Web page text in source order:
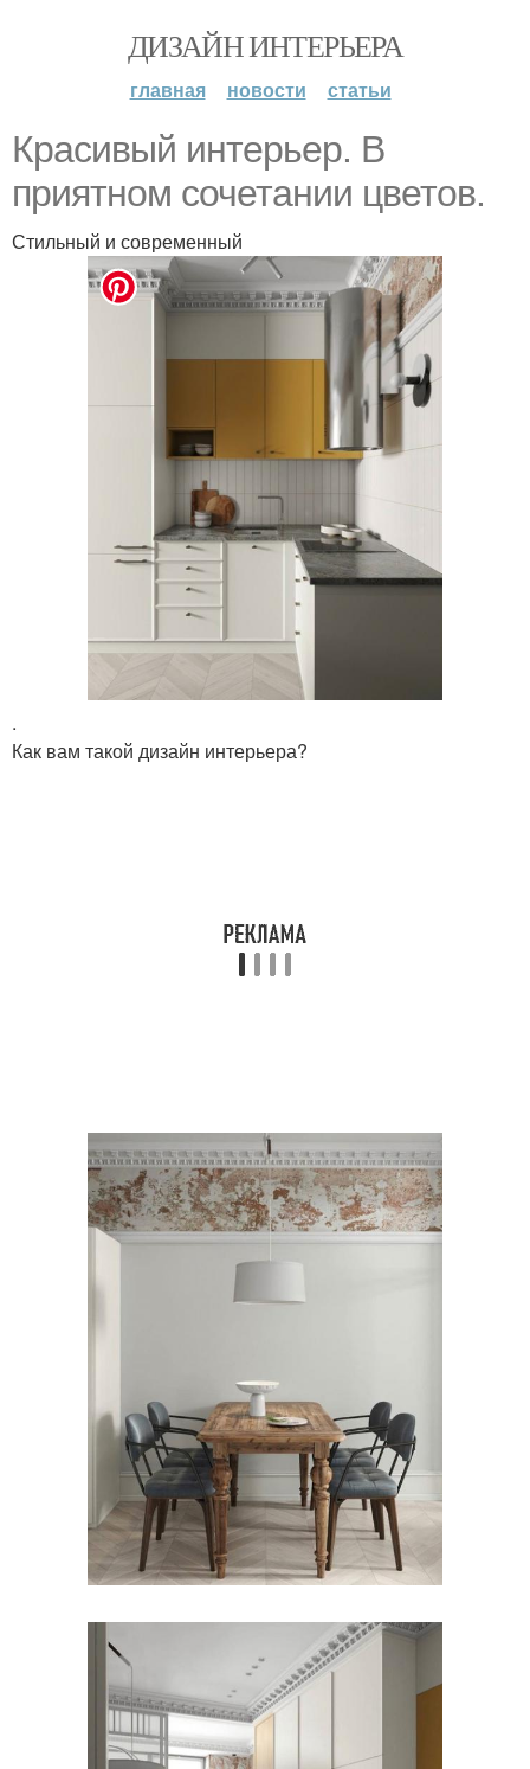
ДИЗАЙН ИНТЕРЬЕРА
главная новости статьи
Красивый интерьер. В
приятном сочетании цветов.
Стильный и современный
.
Как вам такой дизайн интерьера?